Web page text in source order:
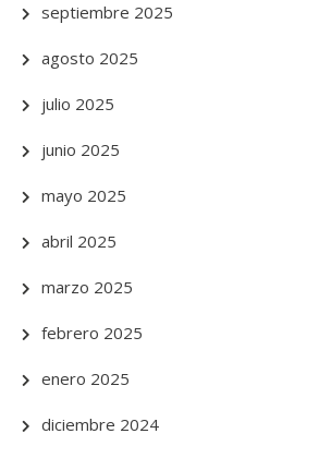
septiembre 2025
agosto 2025
julio 2025
junio 2025
mayo 2025
abril 2025
marzo 2025
febrero 2025
enero 2025
diciembre 2024